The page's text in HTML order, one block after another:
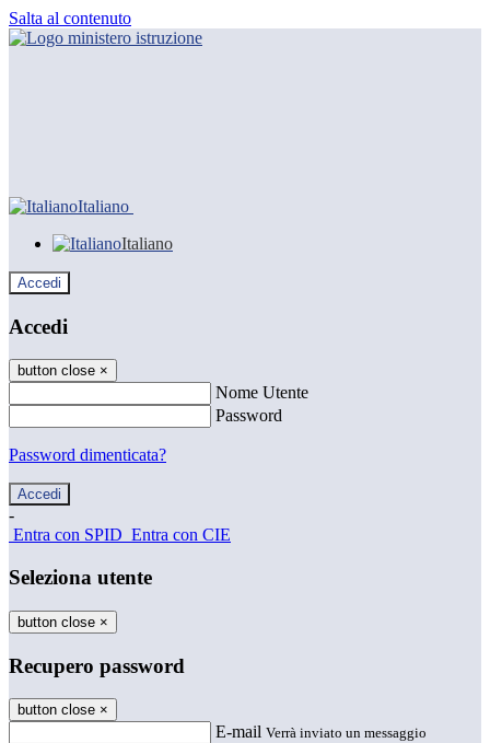
Salta al contenuto
Italiano
Italiano
Accedi
Accedi
button close ×
Nome Utente
Password
Password dimenticata?
-
Entra con SPID Entra con CIE
Seleziona utente
button close ×
Recupero password
button close ×
E-mail Verrà inviato un messaggio